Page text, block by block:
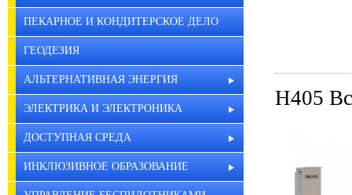
ПЕКАРНОЕ И КОНДИТЕРСКОЕ ДЕЛО
ГЕОДЕЗИЯ
АЛЬТЕРНАТИВНАЯ ЭНЕРГИЯ
ЭЛЕКТРИКА И ЭЛЕКТРОНИКА
ДОСТУПНАЯ СРЕДА
ИНКЛЮЗИВНОЕ ОБРАЗОВАНИЕ
H405